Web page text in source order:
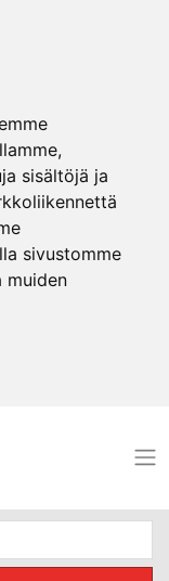
sisältöjä ja
sivustomme
muiden